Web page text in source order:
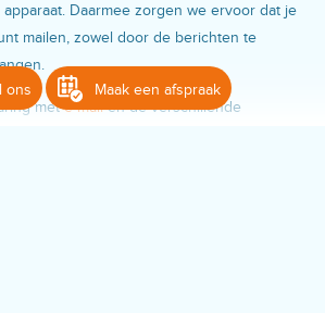
ons Maak een afspraak
Daarmee zorgen we ervoor dat je
mailen, zowel door de berichten te
mete-mailen de verschillende